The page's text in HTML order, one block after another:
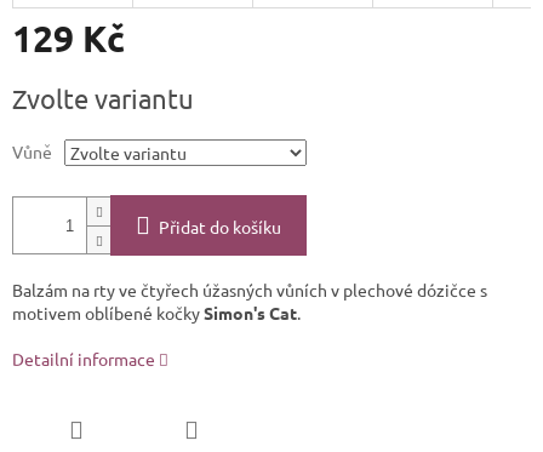
129 Kč
cena:
Zvolte variantu
Vůně
Přidat do košíku
Balzám na rty ve čtyřech úžasných vůních v plechové dózičce s
motivem oblíbené kočkySimon's Cat.
Detailní informace